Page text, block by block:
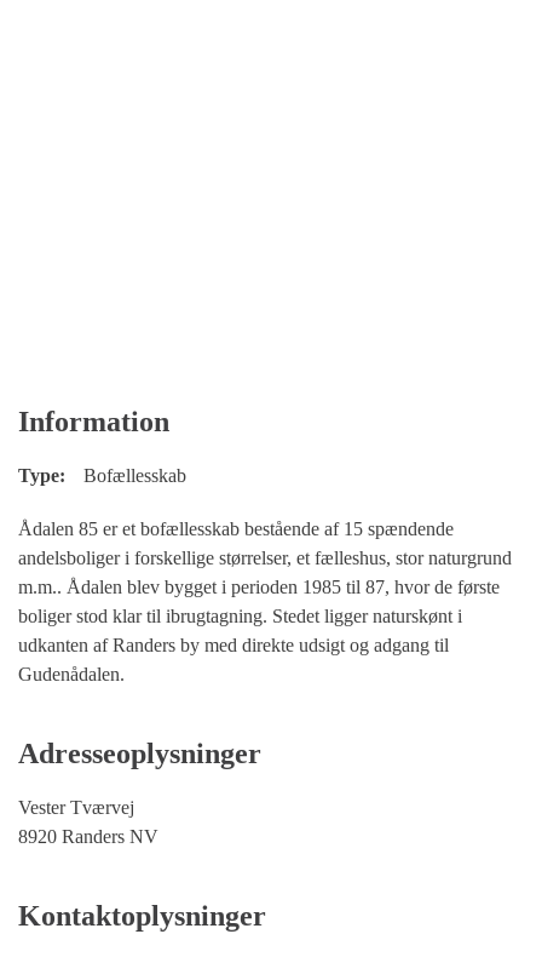
Information
Type: Bofællesskab
Ådalen 85 er et bofællesskab bestående af 15 spændende
andelsboliger i forskellige størrelser, et fælleshus, stor naturgrund
m.m.. Ådalen blev bygget i perioden 1985 til 87, hvor de første
boliger stod klar til ibrugtagning. Stedet ligger naturskønt i
udkanten af Randers by med direkte udsigt og adgang til
Gudenådalen.
Adresseoplysninger
Vester Tværvej
8920 Randers NV
Kontaktoplysninger